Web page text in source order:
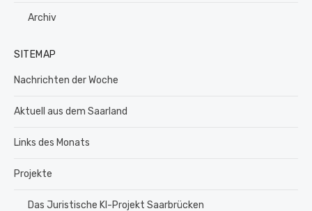
Archiv
SITEMAP
Nachrichten der Woche
Aktuell aus dem Saarland
Links des Monats
Projekte
Das Juristische KI-Projekt Saarbrücken